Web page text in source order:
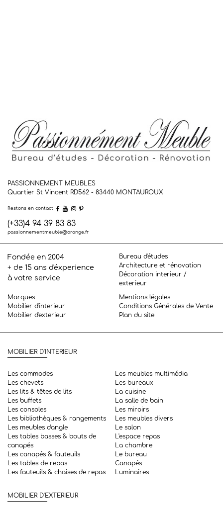
PASSIONNEMENT MEUBLES
Quartier St Vincent RD562 - 83440 MONTAUROUX
Restons en contact
(+33)4 94 39 83 83
passionnementmeuble@orange.fr
Fondée en 2004
+ de 15 ans d'éxperience
à votre service
Bureau d'études
Architecture et rénovation
Décoration interieur /
exterieur
Marques
Mobilier d'interieur
Mobilier d'exterieur
Mentions légales
Conditions Générales de Vente
Plan du site
MOBILIER D'INTERIEUR
Les commodes
Les chevets
Les lits & têtes de lits
Les buffets
Les consoles
Les bibliothèques & rangements
Les meubles d'angle
Les tables basses & bouts de
canapés
Les canapés & fauteuils
Les tables de repas
Les fauteuils & chaises de repas
Les meubles multimédia
Les bureaux
La cuisine
La salle de bain
Les miroirs
Les meubles divers
Le salon
L'espace repas
La chambre
Le bureau
Canapés
Luminaires
MOBILIER D'EXTERIEUR